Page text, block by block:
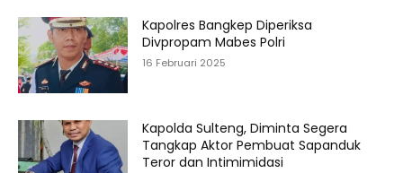
Kapolres Bangkep Diperiksa
Divpropam Mabes Polri
16 Februari 2025
Kapolda Sulteng, Diminta Segera
Tangkap Aktor Pembuat Sapanduk
Teror dan Intimimidasi